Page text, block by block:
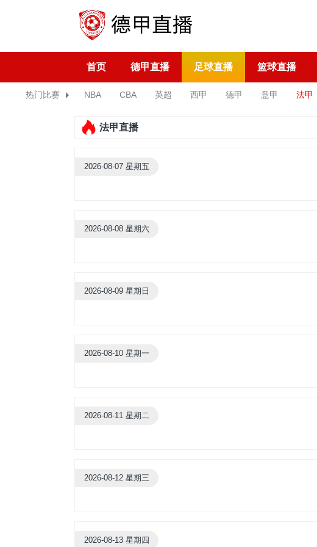
首页 德甲直播 足球直播 篮球直播
热门比赛 NBA CBA 英超 西甲 德甲 意甲 法甲
法甲直播
2026-08-07 星期五
2026-08-08 星期六
2026-08-09 星期日
2026-08-10 星期一
2026-08-11 星期二
2026-08-12 星期三
2026-08-13 星期四